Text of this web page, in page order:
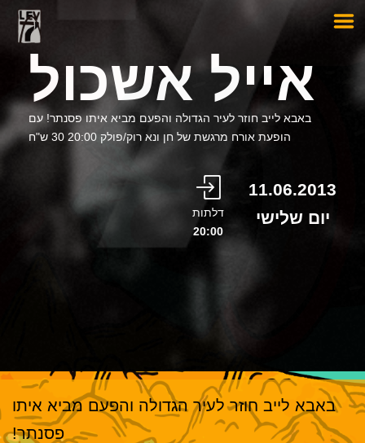
אייל אשכול
באבא לייב חוזר לעיר הגדולה והפעם מביא איתו פסנתר! עם
הופעת אורח מרגשת של חן ונא רוק/פולק 20:00 30 ש"ח
11.06.2013
יום שלישי
דלתות
20:00
באבא לייב חוזר לעיר הגדולה והפעם מביא איתו
פסנתר!